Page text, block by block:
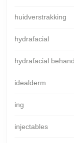
huidverstrakking
hydrafacial
hydrafacial
idealderm
ing
injectables